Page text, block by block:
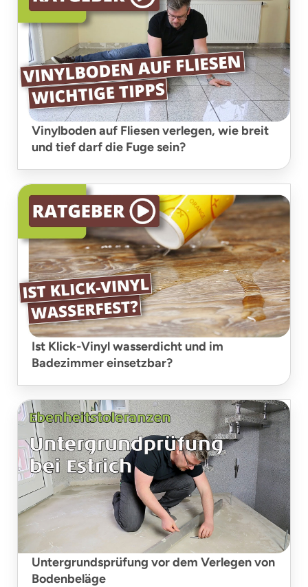
Vinylboden auf Fliesen verlegen, wie breit
und tief darf die Fuge sein?
Ist Klick-Vinyl wasserdicht und im
Badezimmer einsetzbar?
Untergrundsprüfung vor dem Verlegen von
Bodenbeläge